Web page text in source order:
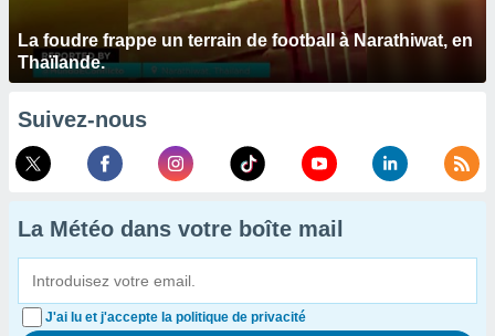
La foudre frappe un terrain de football à Narathiwat, en
Thaïlande.
Suivez-nous
La Météo dans votre boîte mail
J'ai lu et j'accepte la politique de privacité